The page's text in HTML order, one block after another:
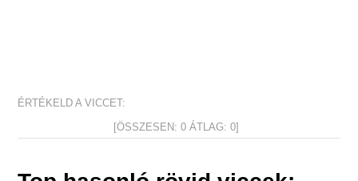
ÉRTÉKELD A VICCET:
[ÖSSZESEN:0 ÁTLAG:0]